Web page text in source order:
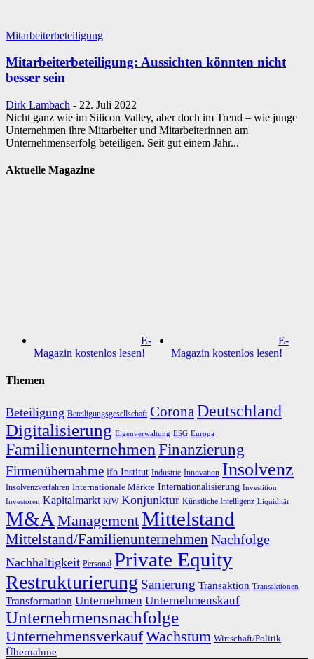
Mitarbeiterbeteiligung
Mitarbeiterbeteiligung: Aussichten könnten nicht
besser sein
Dirk Lambach - 22. Juli 2022
Nicht ganz wie im Silicon Valley, aber doch im Trend – wie junge
Unternehmen ihre ­Mitarbeiter und Mitarbeiterinnen am
Unternehmenserfolg beteiligen. Seit gut einem Jahr...
Aktuelle Magazine
E-
Magazin kostenlos lesen!
E-
Magazin kostenlos lesen!
Themen
Beteiligung Beteiligungsgesellschaft CoronaDeutschland
Digitalisierung Eigenverwaltung ESG Europa
Familienunternehmen Finanzierung
Firmenübernahme ifo Institut Industrie Innovation Insolvenz
Insolvenzverfahren Internationale Märkte Internationalisierung Investition
Investoren Kapitalmarkt KfW Konjunktur Künstliche Intelligenz Liquidität
M&A ManagementMittelstand
Mittelstand/Familienunternehmen Nachfolge
Nachhaltigkeit Personal Private Equity
Restrukturierung Sanierung Transaktion Transaktionen
Transformation Unternehmen Unternehmenskauf
Unternehmensnachfolge
UnternehmensverkaufWachstum Wirtschaft/Politik
Übernahme